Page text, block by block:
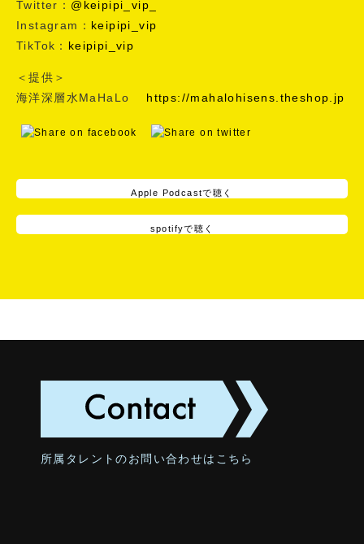
Twitter： @keipipi_vip_
Instagram： keipipi_vip
TikTok： keipipi_vip
＜提供＞
海洋深層水MaHaLo https://mahalohisens.theshop.jp
Apple Podcastで聴く
spotifyで聴く
所属タレントのお問い合わせはこちら